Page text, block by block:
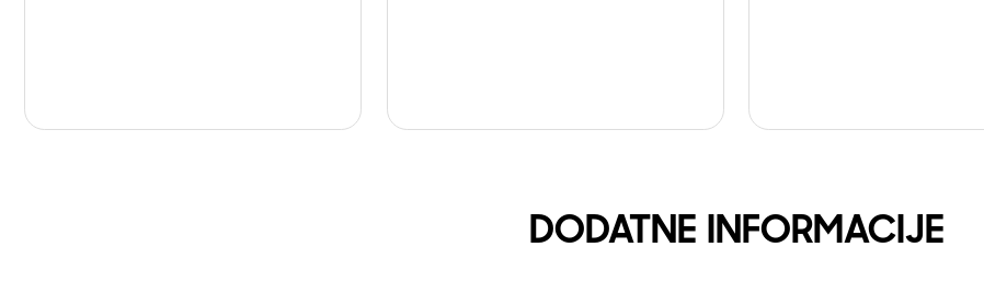
DODATNE INFORMACIJE